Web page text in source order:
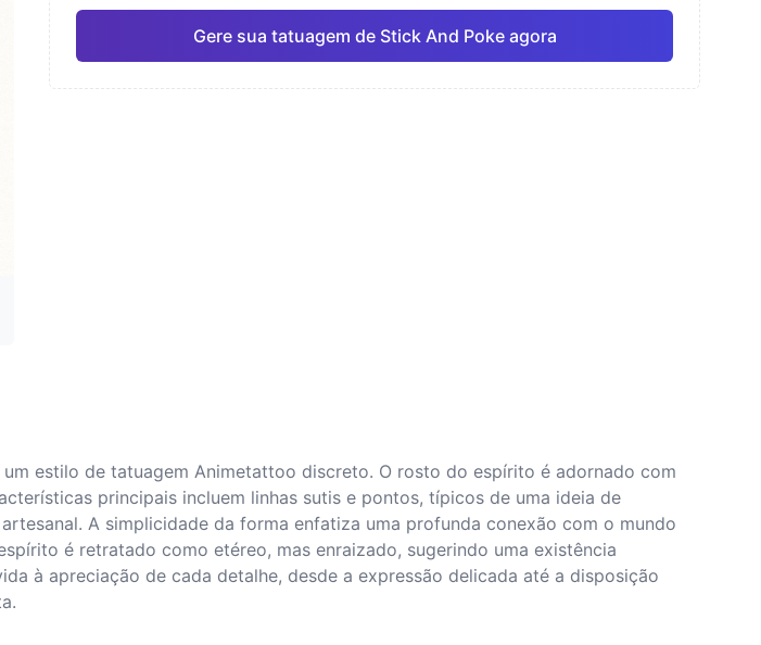
Japonês Aquarela Linha fina Anime
Gere sua tatuagem de Stick And Poke agora
estilo de tatuagem Animetattoo discreto. O rosto do espírito é adornado com
principais incluem linhas sutis e pontos, típicos de uma ideia de
A simplicidade da forma enfatiza uma profunda conexão com o mundo
é retratado como etéreo, mas enraizado, sugerindo uma existência
à apreciação de cada detalhe, desde a expressão delicada até a disposição